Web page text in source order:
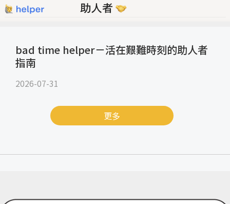
bad time helper－活在艱難時刻的助人者
指南
2026-07-31
更多